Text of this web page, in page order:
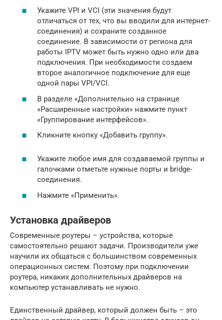
Укажите VPI и VCI (эти значения будут
отличаться от тех, что вы вводили для интернет-
соединения) и сохраните созданное
соединение. В зависимости от региона для
работы IPTV может быть нужно одно или два
подключения. При необходимости создаем
второе аналогичное подключение для еще
одной пары VPI/VCI.
В разделе «Дополнительно на странице
«Расширенные настройки» нажмите пункт
«Группирование интерфейсов».
Кликните кнопку «Добавить группу».
Укажите любое имя для создаваемой группы и
галочками отметьте нужные порты и bridge-
соединения.
Нажмите «Применить».
Установка драйверов
Современные роутеры – устройства, которые
самостоятельно решают задачи. Производители уже
научили их общаться с большинством современных
операционных систем. Поэтому при подключении
роутера, никаких дополнительных драйверов на
компьютер устанавливать не нужно.
Единственный драйвер, который должен быть – это